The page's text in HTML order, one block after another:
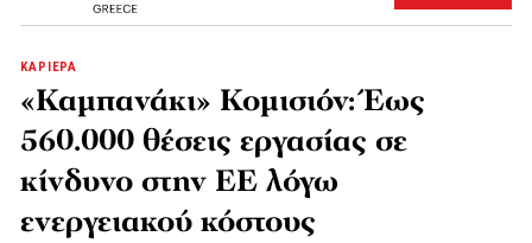
ΚΑΡΙΕΡΑ
«Καμπανάκι» Κομισιόν: Έως
560.000 θέσεις εργασίας σε
κίνδυνο στην ΕΕ λόγω
ενεργειακού κόστους